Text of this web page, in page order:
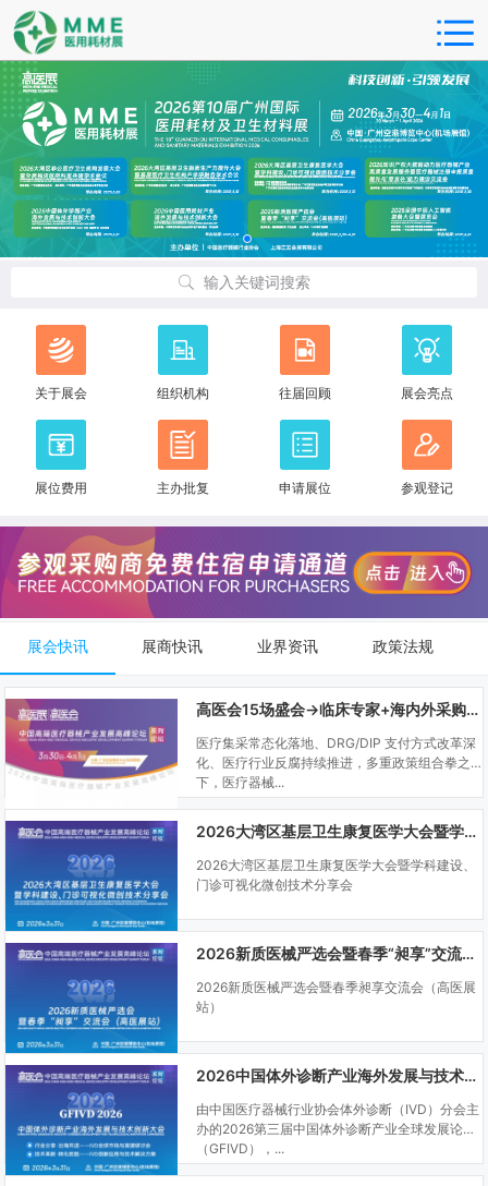
输入关键词搜索
关于展会 组织机构 往届回顾 展会亮点
展位费用 主办批复 申请展位 参观登记
展会快讯 展商快讯 业界资讯 政策法规
高医会15场盛会→临床专家+海内外采购商双向对接
医疗集采常态化落地、DRG/DIP 支付方式改革深
化、医疗行业反腐持续推进，多重政策组合拳之
下，医疗器械...
2026大湾区基层卫生康复医学大会暨学科建设、门诊可视化微创技术分享会
2026大湾区基层卫生康复医学大会暨学科建设、
门诊可视化微创技术分享会
2026新质医械严选会暨春季“昶享”交流会（高医展站）
2026新质医械严选会暨春季昶享交流会（高医展
站）
2026中国体外诊断产业海外发展与技术创新大会
由中国医疗器械行业协会体外诊断（IVD）分会主
办的2026第三届中国体外诊断产业全球发展论坛
（GFIVD），...